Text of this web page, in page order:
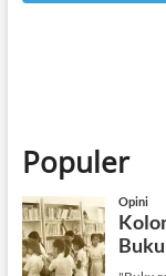
Populer